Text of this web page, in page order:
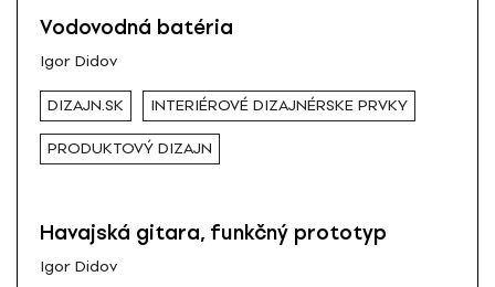
Vodovodná batéria
Igor Didov
DIZAJN.SK INTERIÉROVÉ DIZAJNÉRSKE PRVKY
PRODUKTOVÝ DIZAJN
Havajská gitara, funkčný prototyp
Igor Didov